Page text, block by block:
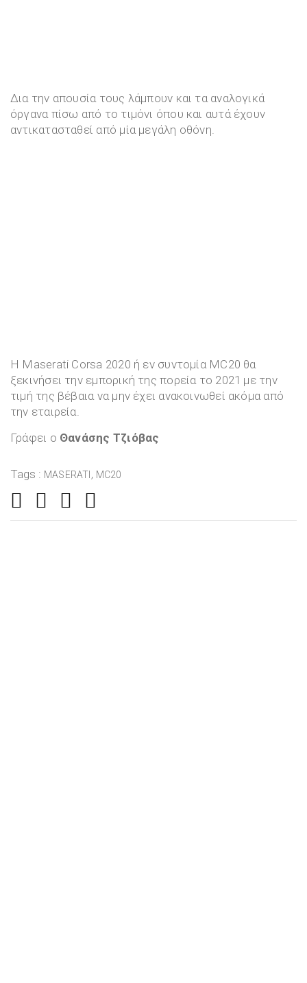
Δια την απουσία τους λάμπουν και τα αναλογικά
όργανα πίσω από το τιμόνι όπου και αυτά έχουν
αντικατασταθεί από μία μεγάλη οθόνη.
Η Maserati Corsa 2020 ή εν συντομία MC20 θα
ξεκινήσει την εμπορική της πορεία το 2021 με την
τιμή της βέβαια να μην έχει ανακοινωθεί ακόμα από
την εταιρεία.
Γράφει ο Θανάσης Τζιόβας
Tags : MASERATI , MC20